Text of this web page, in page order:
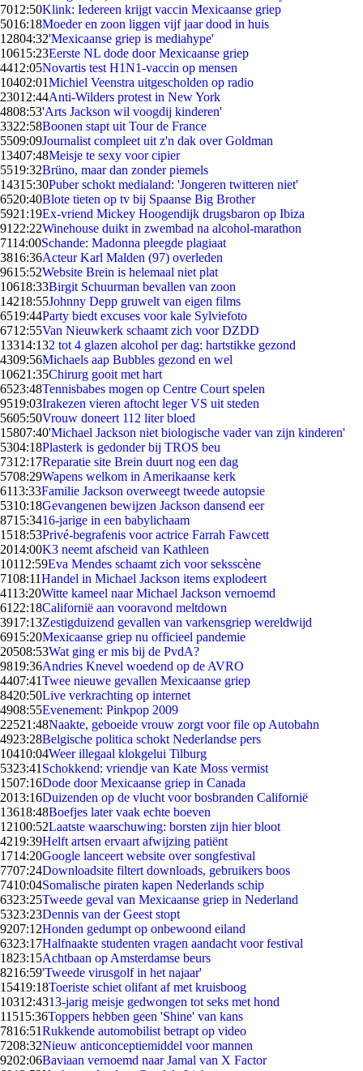
7012:50Klink: Iedereen krijgt vaccin Mexicaanse griep
5016:18Moeder en zoon liggen vijf jaar dood in huis
12804:32'Mexicaanse griep is mediahype'
10615:23Eerste NL dode door Mexicaanse griep
4412:05Novartis test H1N1-vaccin op mensen
10402:01Michiel Veenstra uitgescholden op radio
23012:44Anti-Wilders protest in New York
4808:53'Arts Jackson wil voogdij kinderen'
3322:58Boonen stapt uit Tour de France
5509:09Journalist compleet uit z'n dak over Goldman
13407:48Meisje te sexy voor cipier
5519:32Brüno, maar dan zonder piemels
14315:30Puber schokt medialand: 'Jongeren twitteren niet'
6520:40Blote tieten op tv bij Spaanse Big Brother
5921:19Ex-vriend Mickey Hoogendijk drugsbaron op Ibiza
91 22:22Winehouse duikt in zwembad na alcohol-marathon
7114:00Schande: Madonna pleegde plagiaat
3816:36Acteur Karl Malden (97) overleden
9615:52Website Brein is helemaal niet plat
10618:33Birgit Schuurman bevallen van zoon
14218:55Johnny Depp gruwelt van eigen films
6519:44Party biedt excuses voor kale Sylviefoto
6712:55Van Nieuwkerk schaamt zich voor DZDD
13314:132 tot 4 glazen alcohol per dag: hartstikke gezond
4309:56Michaels aap Bubbles gezond en wel
10621:35Chirurg gooit met hart
6523:48Tennisbabes mogen op Centre Court spelen
9519:03Irakezen vieren aftocht leger VS uit steden
5605:50Vrouw doneert 112 liter bloed
15807:40'Michael Jackson niet biologische vader van zijn kinderen'
5304:18Plasterk is gedonder bij TROS beu
7312:17Reparatie site Brein duurt nog een dag
5708:29Wapens welkom in Amerikaanse kerk
6113:33Familie Jackson overweegt tweede autopsie
5310:18Gevangenen bewijzen Jackson dansend eer
8715:3416-jarige in een babylichaam
1518:53Privé-begrafenis voor actrice Farrah Fawcett
2014:00K3 neemt afscheid van Kathleen
10112:59Eva Mendes schaamt zich voor seksscène
7108:11Handel in Michael Jackson items explodeert
4113:20Witte kameel naar Michael Jackson vernoemd
61 22:18Californië aan vooravond meltdown
3917:13Zestigduizend gevallen van varkensgriep wereldwijd
6915:20Mexicaanse griep nu officieel pandemie
20508:53Wat ging er mis bij de PvdA?
9819:36Andries Knevel woedend op de AVRO
4407:41Twee nieuwe gevallen Mexicaanse griep
8420:50Live verkrachting op internet
4908:55Evenement: Pinkpop 2009
22521:48Naakte, geboeide vrouw zorgt voor file op Autobahn
4923:28Belgische politica schokt Nederlandse pers
10410:04Weer illegaal klokgelui Tilburg
5323:41 Schokkend: vriendje van Kate Moss vermist
1507:16Dode door Mexicaanse griep in Canada
2013:16Duizenden op de vlucht voor bosbranden Californië
13618:48Boefjes later vaak echte boeven
12100:52Laatste waarschuwing: borsten zijn hier bloot
4219:39Helft artsen ervaart afwijzing patiënt
1714:20Google lanceert website over songfestival
7707:24Downloadsite filtert downloads, gebruikers boos
7410:04Somalische piraten kapen Nederlands schip
6323:25Tweede geval van Mexicaanse griep in Nederland
5323:23Dennis van der Geest stopt
9207:12Honden gedumpt op onbewoond eiland
6323:17Halfnaakte studenten vragen aandacht voor festival
1823:15Achtbaan op Amsterdamse beurs
8216:59'Tweede virusgolf in het najaar'
15419:18Toeriste schiet olifant af met kruisboog
10312:4313-jarig meisje gedwongen tot seks met hond
11515:36Toppers hebben geen 'Shine' van kans
7816:51Rukkende automobilist betrapt op video
7208:32Nieuw anticonceptiemiddel voor mannen
9202:06Baviaan vernoemd naar Jamal van X Factor